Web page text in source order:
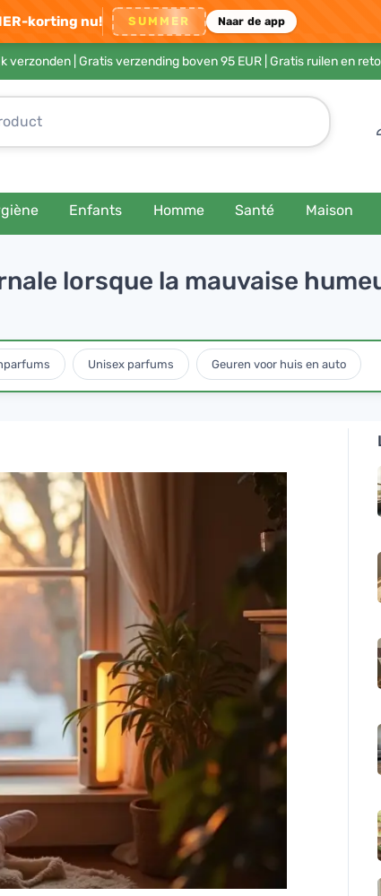
korting nu! SUMMER Naar de app
verzonden | Gratis verzending boven 95 EUR| Gratis ruilen en
Enfants Homme Santé Maison
lorsque la mauvaise
Unisex parfums Geuren voor huis en auto